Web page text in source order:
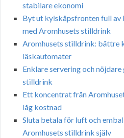
stabilare ekonomi
Byt ut kylskåpsfronten full av
med Aromhusets stilldrink
Aromhusets stilldrink: bättre
läskautomater
Enklare servering och
stilldrink
Ett koncentrat från
låg kostnad
Sluta betala för luft och
Aromhusets stilldrink själv